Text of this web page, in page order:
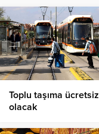
Toplu taşıma ücretsiz
olacak